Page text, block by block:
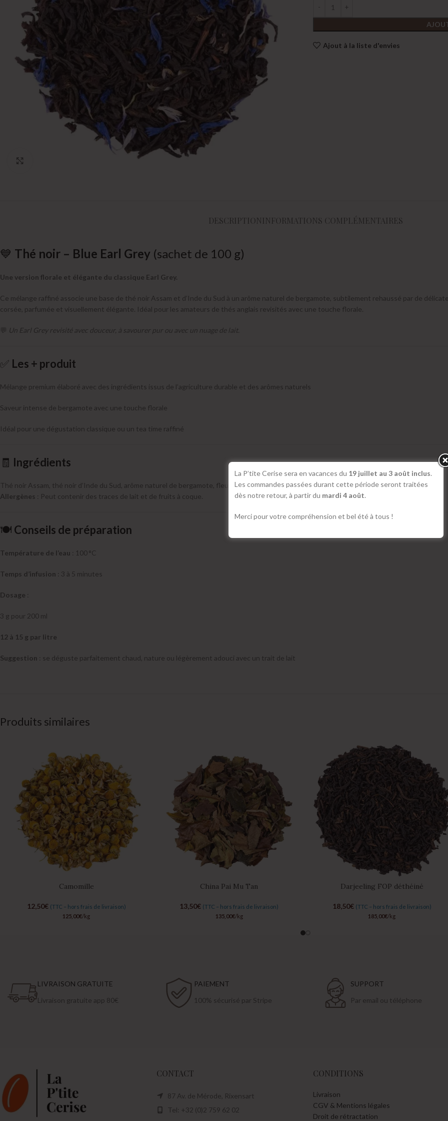
Ajout à la liste d'envies
DESCRIPTIONINFORMATIONS COMPLÉMENTAIRES
💙 Thé noir – Blue Earl Grey (sachet de 100 g)
Une version florale et élégante du classique Earl Grey.
Ce mélange raffiné associe une base de thé noir Assam et d’Inde du Sud à un arôme naturel de bergamote, subtilement rehaussé par de
corsée, parfumée et visuellement élégante. Idéal pour les amateurs de thés anglais revisités avec une touche florale.
💬 Un Earl Grey revisité avec douceur, à savourer pur ou avec un nuage de lait.
✅ Les + produit
Mélange premium élaboré avec des ingrédients issus de l’agriculture durable et des arômes naturels
Saveur intense de bergamote avec une touche florale
Idéal pour une dégustation classique ou un tea time raffiné
🧾 Ingrédients
Thé noir Assam, thé noir d’Inde du Sud, arôme naturel de bergamote, fleurs de bleuet
Allergènes : Peut contenir des traces de lait et de fruits à coque.
🍽️ Conseils de préparation
Température de l’eau : 100 °C
Temps d’infusion : 3 à 5 minutes
Dosage :
3 g pour 200 ml
12 à 15 g par litre
Suggestion : se déguste parfaitement chaud, nature ou légèrement adouci avec un trait de lait
Produits similaires
Camomille
12,50€ (TTC – hors frais de livraison)
125,00€/kg
China Pai Mu Tan
13,50€ (TTC – hors frais de livraison)
135,00€/kg
Darjeeling FOP déthéiné
18,50€ (TTC – hors frais de livraison)
185,00€/kg
LIVRAISON GRATUITE
Livraison gratuite app 80€
PAIEMENT
100% sécurisé par Stripe
SUPPORT
Par email ou téléphone
CONTACT
87 Av. de Mérode, Rixensart
Tel: +32 (0)2 759 62 02
CONDITIONS
Livraison
CGV & Mentions légales
Droit de rétractation
La P’tite Cerise sera en vacances du 19 juillet au 3 août inclus.
Les commandes passées durant cette période seront traitées
dès notre retour, à partir du mardi 4 août.
Merci pour votre compréhension et bel été à tous !